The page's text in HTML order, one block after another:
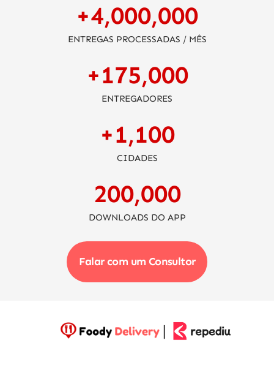
ENTREGAS PROCESSADAS / MÊS
+4,000,000
ENTREGADORES
+175,000
CIDADES
+1,100
DOWNLOADS DO APP
200,000
Falar com um Consultor